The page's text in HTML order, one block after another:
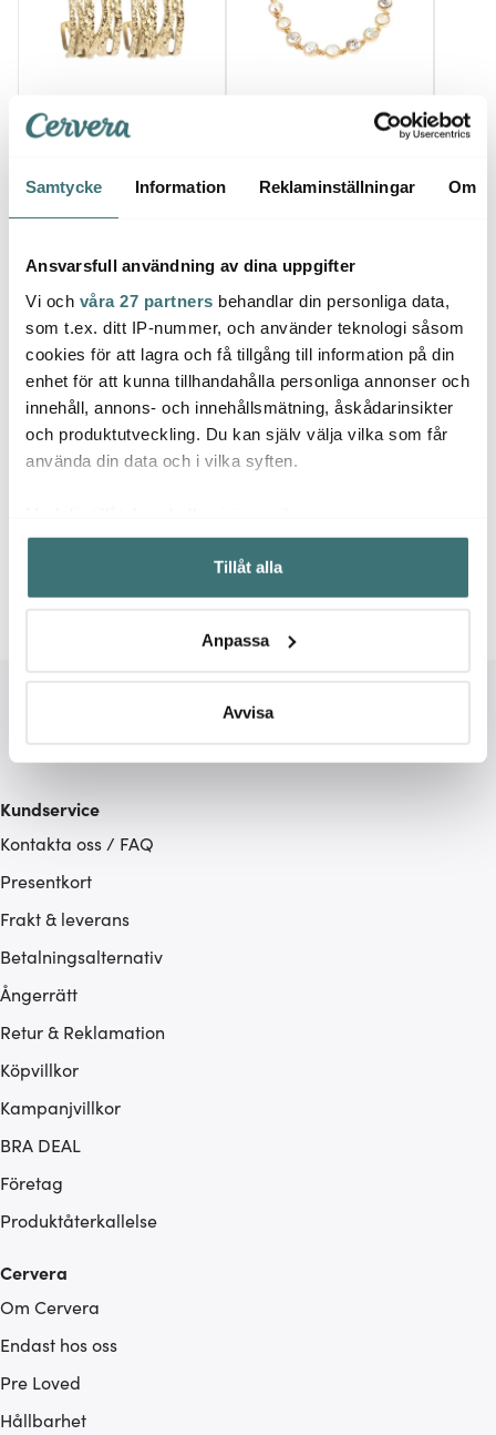
Samtycke Information Reklaminställningar Om
Ansvarsfull användning av dina uppgifter
Vi och våra 27 partners behandlar din personliga data,
som t.ex. ditt IP-nummer, och använder teknologi såsom
cookies för att lagra och få tillgång till information på din
enhet för att kunna tillhandahålla personliga annonser och
innehåll, annons- och innehållsmätning, åskådarinsikter
och produktutveckling. Du kan själv välja vilka som får
använda din data och i vilka syften.
Samla in information om din geografiska plats som
kan ha en noggrannhet på upp till flera meter
Identifiera din enhet genom att aktivt skanna den för
Ta reda på mer om hur dina personliga uppgifter
Du kan ändra eller dra tillbaka ditt samtycke när som
ska anpassas efter det som vi tror att du tycker om. Det
gör också att vi kan analysera vår trafik och göra
som du vill dela med dig av.
Tillåt alla
Anpassa
Avvisa
A&c Oslo As
Steel - Satin örhängen
599 kr
Solstice Gold armband
599 kr
A&c
599
Låt dig inspireras av våra kunder
A&C Oslo AS
Kundservice
Kontakta oss / FAQ
Presentkort
Frakt & leverans
Betalningsalternativ
Ångerrätt
Retur & Reklamation
Köpvillkor
Kampanjvillkor
BRA DEAL
Företag
Produktåterkallelse
Cervera
Om Cervera
Endast hos oss
Pre Loved
Hållbarhet